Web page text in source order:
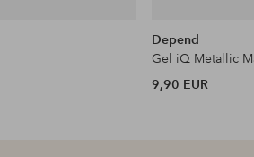
Depend
Gel iQ Metallic
9,90 EUR